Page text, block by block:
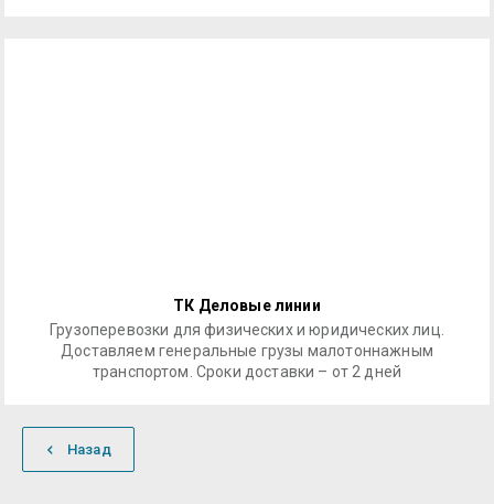
ТК Деловые линии
Грузоперевозки для физических и юридических лиц.
Доставляем генеральные грузы малотоннажным
транспортом. Сроки доставки – от 2 дней
Назад